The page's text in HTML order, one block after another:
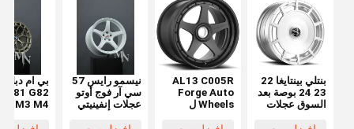
بنتلي بينتايغا 22
23 24 بوصة بعد
السوق عجلات
AL13 C005R
Forge Auto
Wheels ل
نيسمو رايس 57
سي آر فوج أوتو
عجلات إنفينيتي
G81 G82
M3 M4